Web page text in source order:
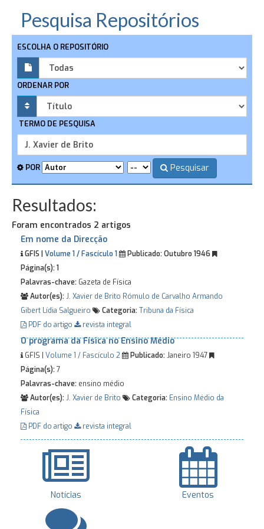
Pesquisa Repositórios
ESCOLHA O REPOSITÓRIO
ORDENAR POR
TERMO DE PESQUISA
POR Pesquisar
Resultados:
Foram encontrados 2 artigos
Em nome da Direcção
GFIS | Volume 1 / Fascículo 1 Publicado:Outubro 1946
Página(s):1
Palavras-chave: Gazeta de Física
Autor(es):J. Xavier de Brito Rómulo de Carvalho Armando
Gibert Lídia Salgueiro Categoria:Tribuna da Física
PDF do artigo
revista integral
O programa da Física no Ensino Médio
GFIS | Volume 1 / Fascículo 2 Publicado:Janeiro 1947
Página(s):7
Palavras-chave: ensino médio
Autor(es):J. Xavier de Brito Categoria: Ensino Médio da
Física
PDF do artigo
revista integral
Notícias Eventos